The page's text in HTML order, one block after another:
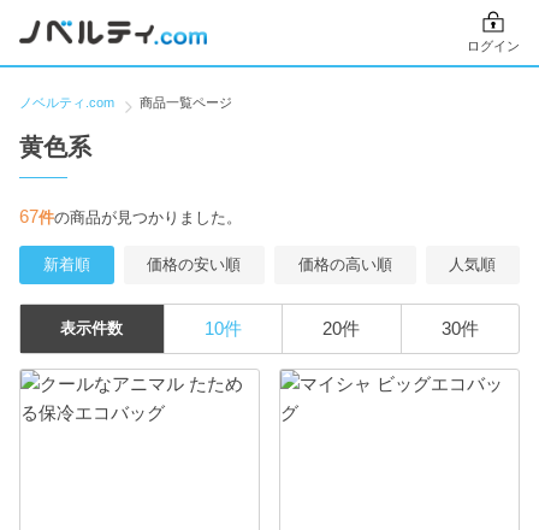
ログイン
ノベルティ.com 商品一覧ページ
黄色系
67件の商品が見つかりました。
新着順 価格の安い順 価格の高い順 人気順
表示件数 10件 20件 30件